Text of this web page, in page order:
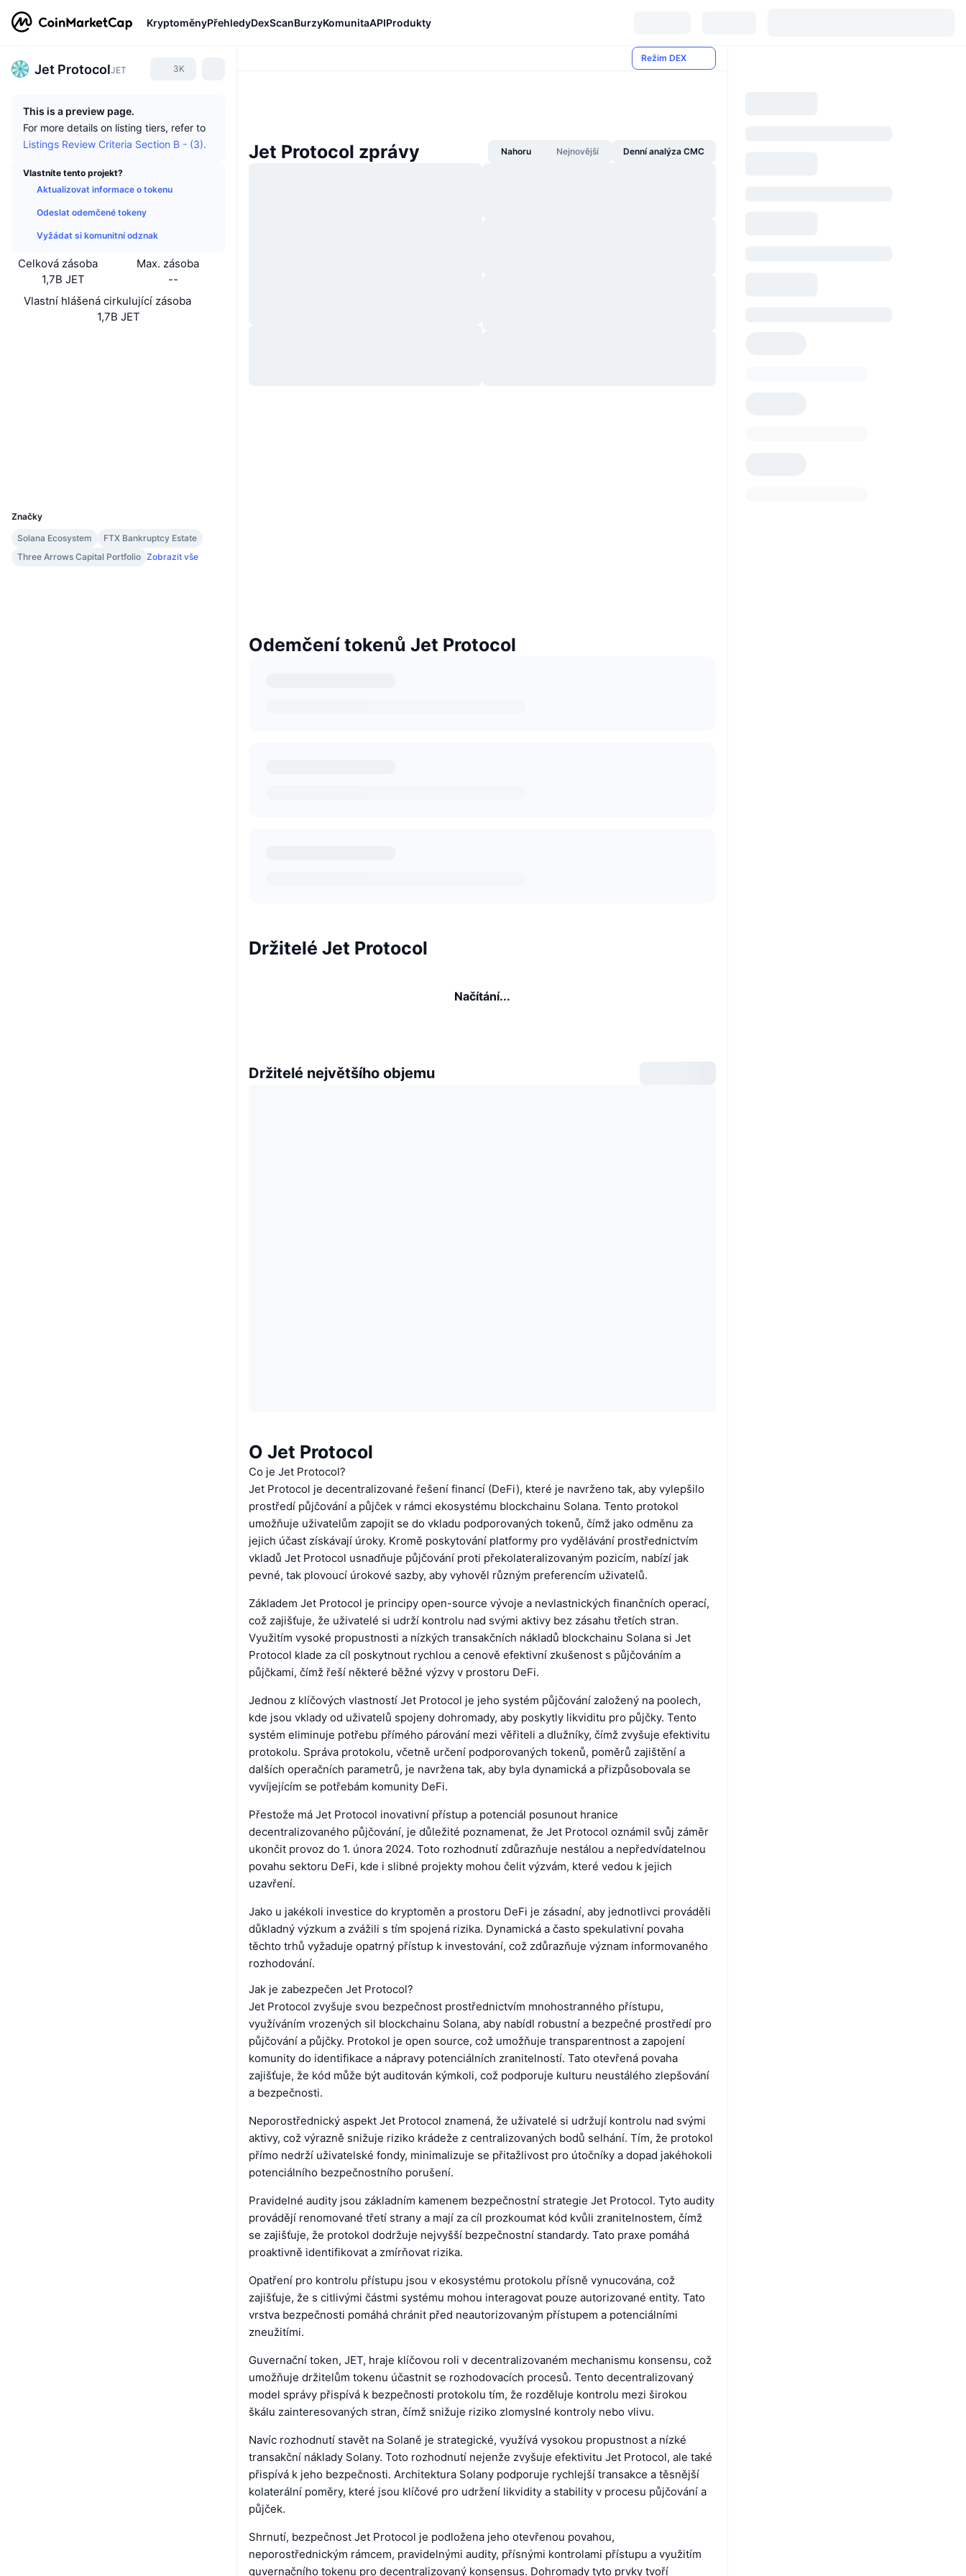
KryptoměnyPřehledyDexScanBurzyKomunitaAPIProdukty
Jet ProtocolJET 3K
This is a preview page.
For more details on listing tiers, refer to
Listings Review Criteria Section B - (3).
Vlastníte tento projekt?
Aktualizovat informace o tokenu
Odeslat odemčené tokeny
Vyžádat si komunitní odznak
Celková zásoba
1,7B JET
Max. zásoba
--
Vlastní hlášená cirkulující zásoba
1,7B JET
Značky
Solana Ecosystem
FTX Bankruptcy Estate
Three Arrows Capital Portfolio Zobrazit vše
Režim DEX
Jet Protocol zprávy Nahoru Nejnovější Denní analýza CMC
Odemčení tokenů Jet Protocol
Držitelé Jet Protocol
Načítání...
Držitelé největšího objemu
O Jet Protocol
Co je Jet Protocol?
Jet Protocol je decentralizované řešení financí (DeFi), které je navrženo tak, aby vylepšilo
prostředí půjčování a půjček v rámci ekosystému blockchainu Solana. Tento protokol
umožňuje uživatelům zapojit se do vkladu podporovaných tokenů, čímž jako odměnu za
jejich účast získávají úroky. Kromě poskytování platformy pro vydělávání prostřednictvím
vkladů Jet Protocol usnadňuje půjčování proti překolateralizovaným pozicím, nabízí jak
pevné, tak plovoucí úrokové sazby, aby vyhověl různým preferencím uživatelů.
Základem Jet Protocol je principy open-source vývoje a nevlastnických finančních operací,
což zajišťuje, že uživatelé si udrží kontrolu nad svými aktivy bez zásahu třetích stran.
Využitím vysoké propustnosti a nízkých transakčních nákladů blockchainu Solana si Jet
Protocol klade za cíl poskytnout rychlou a cenově efektivní zkušenost s půjčováním a
půjčkami, čímž řeší některé běžné výzvy v prostoru DeFi.
Jednou z klíčových vlastností Jet Protocol je jeho systém půjčování založený na poolech,
kde jsou vklady od uživatelů spojeny dohromady, aby poskytly likviditu pro půjčky. Tento
systém eliminuje potřebu přímého párování mezi věřiteli a dlužníky, čímž zvyšuje efektivitu
protokolu. Správa protokolu, včetně určení podporovaných tokenů, poměrů zajištění a
dalších operačních parametrů, je navržena tak, aby byla dynamická a přizpůsobovala se
vyvíjejícím se potřebám komunity DeFi.
Přestože má Jet Protocol inovativní přístup a potenciál posunout hranice
decentralizovaného půjčování, je důležité poznamenat, že Jet Protocol oznámil svůj záměr
ukončit provoz do 1. února 2024. Toto rozhodnutí zdůrazňuje nestálou a nepředvídatelnou
povahu sektoru DeFi, kde i slibné projekty mohou čelit výzvám, které vedou k jejich
uzavření.
Jako u jakékoli investice do kryptoměn a prostoru DeFi je zásadní, aby jednotlivci prováděli
důkladný výzkum a zvážili s tím spojená rizika. Dynamická a často spekulativní povaha
těchto trhů vyžaduje opatrný přístup k investování, což zdůrazňuje význam informovaného
rozhodování.
Jak je zabezpečen Jet Protocol?
Jet Protocol zvyšuje svou bezpečnost prostřednictvím mnohostranného přístupu,
využíváním vrozených sil blockchainu Solana, aby nabídl robustní a bezpečné prostředí pro
půjčování a půjčky. Protokol je open source, což umožňuje transparentnost a zapojení
komunity do identifikace a nápravy potenciálních zranitelností. Tato otevřená povaha
zajišťuje, že kód může být auditován kýmkoli, což podporuje kulturu neustálého zlepšování
a bezpečnosti.
Neporostřednický aspekt Jet Protocol znamená, že uživatelé si udržují kontrolu nad svými
aktivy, což výrazně snižuje riziko krádeže z centralizovaných bodů selhání. Tím, že protokol
přímo nedrží uživatelské fondy, minimalizuje se přitažlivost pro útočníky a dopad jakéhokoli
potenciálního bezpečnostního porušení.
Pravidelné audity jsou základním kamenem bezpečnostní strategie Jet Protocol. Tyto audity
provádějí renomované třetí strany a mají za cíl prozkoumat kód kvůli zranitelnostem, čímž
se zajišťuje, že protokol dodržuje nejvyšší bezpečnostní standardy. Tato praxe pomáhá
proaktivně identifikovat a zmírňovat rizika.
Opatření pro kontrolu přístupu jsou v ekosystému protokolu přísně vynucována, což
zajišťuje, že s citlivými částmi systému mohou interagovat pouze autorizované entity. Tato
vrstva bezpečnosti pomáhá chránit před neautorizovaným přístupem a potenciálními
zneužitími.
Guvernační token, JET, hraje klíčovou roli v decentralizovaném mechanismu konsensu, což
umožňuje držitelům tokenu účastnit se rozhodovacích procesů. Tento decentralizovaný
model správy přispívá k bezpečnosti protokolu tím, že rozděluje kontrolu mezi širokou
škálu zainteresovaných stran, čímž snižuje riziko zlomyslné kontroly nebo vlivu.
Navíc rozhodnutí stavět na Solaně je strategické, využívá vysokou propustnost a nízké
transakční náklady Solany. Toto rozhodnutí nejenže zvyšuje efektivitu Jet Protocol, ale také
přispívá k jeho bezpečnosti. Architektura Solany podporuje rychlejší transakce a těsnější
kolaterální poměry, které jsou klíčové pro udržení likvidity a stability v procesu půjčování a
půjček.
Shrnutí, bezpečnost Jet Protocol je podložena jeho otevřenou povahou,
neporostřednickým rámcem, pravidelnými audity, přísnými kontrolami přístupu a využitím
guvernačního tokenu pro decentralizovaný konsensus. Dohromady tyto prvky tvoří